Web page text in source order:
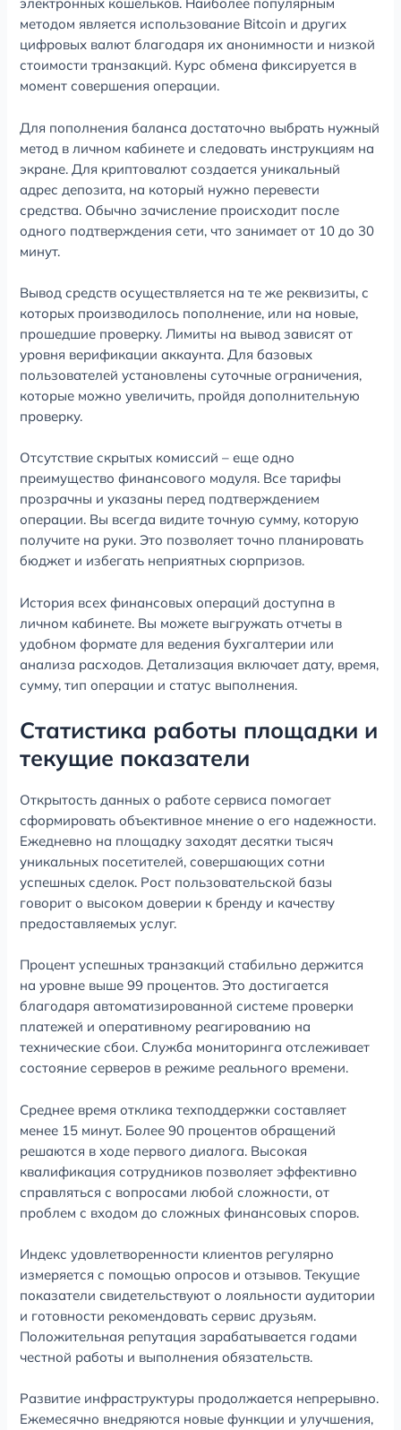
методом является использование Bitcoin и других
цифровых валют благодаря их анонимности и низкой
стоимости транзакций. Курс обмена фиксируется в
момент совершения операции.
Для пополнения баланса достаточно выбрать нужный
метод в личном кабинете и следовать инструкциям на
экране. Для криптовалют создается уникальный
адрес депозита, на который нужно перевести
средства. Обычно зачисление происходит после
одного подтверждения сети, что занимает от 10 до 30
минут.
Вывод средств осуществляется на те же реквизиты, с
которых производилось пополнение, или на новые,
прошедшие проверку. Лимиты на вывод зависят от
уровня верификации аккаунта. Для базовых
пользователей установлены суточные ограничения,
которые можно увеличить, пройдя дополнительную
проверку.
Отсутствие скрытых комиссий – еще одно
преимущество финансового модуля. Все тарифы
прозрачны и указаны перед подтверждением
операции. Вы всегда видите точную сумму, которую
получите на руки. Это позволяет точно планировать
бюджет и избегать неприятных сюрпризов.
История всех финансовых операций доступна в
личном кабинете. Вы можете выгружать отчеты в
удобном формате для ведения бухгалтерии или
анализа расходов. Детализация включает дату, время,
сумму, тип операции и статус выполнения.
Статистика работы площадки и
текущие показатели
Открытость данных о работе сервиса помогает
сформировать объективное мнение о его надежности.
Ежедневно на площадку заходят десятки тысяч
уникальных посетителей, совершающих сотни
успешных сделок. Рост пользовательской базы
говорит о высоком доверии к бренду и качеству
предоставляемых услуг.
Процент успешных транзакций стабильно держится
на уровне выше 99 процентов. Это достигается
благодаря автоматизированной системе проверки
платежей и оперативному реагированию на
технические сбои. Служба мониторинга отслеживает
состояние серверов в режиме реального времени.
Среднее время отклика техподдержки составляет
менее 15 минут. Более 90 процентов обращений
решаются в ходе первого диалога. Высокая
квалификация сотрудников позволяет эффективно
справляться с вопросами любой сложности, от
проблем с входом до сложных финансовых споров.
Индекс удовлетворенности клиентов регулярно
измеряется с помощью опросов и отзывов. Текущие
показатели свидетельствуют о лояльности аудитории
и готовности рекомендовать сервис друзьям.
Положительная репутация зарабатывается годами
честной работы и выполнения обязательств.
Развитие инфраструктуры продолжается непрерывно.
Ежемесячно внедряются новые функции и улучшения,